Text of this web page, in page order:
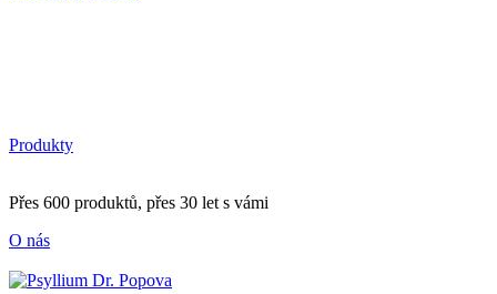
Produkty
Přes 600 produktů, přes 30 let s vámi
O nás